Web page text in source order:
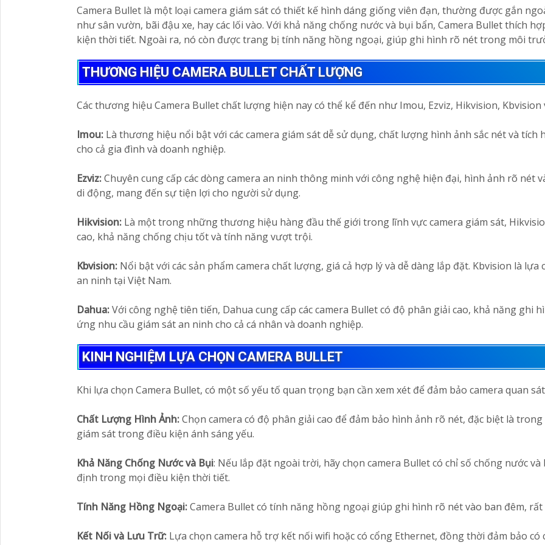
Camera Bullet là một loại camera giám sát có thiết kế hình dáng giống viên đạn, thường được gắn
như sân vườn, bãi đậu xe, hay các lối vào. Với khả năng chống nước và bụi bẩn, Camera Bullet thích
kiện thời tiết. Ngoài ra, nó còn được trang bị tính năng hồng ngoại, giúp ghi hình rõ nét trong môi
THƯƠNG HIỆU CAMERA BULLET CHẤT LƯỢNG
Các thương hiệu Camera Bullet chất lượng hiện nay có thể kể đến như Imou, Ezviz, Hikvision, Kbvision
Imou: Là thương hiệu nổi bật với các camera giám sát dễ sử dụng, chất lượng hình ảnh sắc nét và
cho cả gia đình và doanh nghiệp.
Ezviz:Chuyên cung cấp các dòng camera an ninh thông minh với công nghệ hiện đại, hình ảnh rõ nét
di động, mang đến sự tiện lợi cho người sử dụng.
Hikvision: Là một trong những thương hiệu hàng đầu thế giới trong lĩnh vực camera giám sát,
cao, khả năng chống chịu tốt và tính năng vượt trội.
Kbvision: Nổi bật với các sản phẩm camera chất lượng, giá cả hợp lý và dễ dàng lắp đặt. Kbvision là
an ninh tại Việt Nam.
Dahua:Với công nghệ tiên tiến, Dahua cung cấp các camera Bullet có độ phân giải cao, khả năng
ứng nhu cầu giám sát an ninh cho cả cá nhân và doanh nghiệp.
KINH NGHIỆM LỰA CHỌN CAMERA BULLET
Khi lựa chọn Camera Bullet, có một số yếu tố quan trọng bạn cần xem xét để đảm bảo camera quan
Chất Lượng Hình Ảnh:Chọn camera có độ phân giải cao để đảm bảo hình ảnh rõ nét, đặc biệt là
giám sát trong điều kiện ánh sáng yếu.
Khả Năng Chống Nước và Bụi: Nếu lắp đặt ngoài trời, hãy chọn camera Bullet có chỉ số chống nước
định trong mọi điều kiện thời tiết.
Tính Năng Hồng Ngoại:Camera Bullet có tính năng hồng ngoại giúp ghi hình rõ nét vào ban đêm,
Kết Nối và Lưu Trữ: Lựa chọn camera hỗ trợ kết nối wifi hoặc có cổng Ethernet, đồng thời đảm bảo